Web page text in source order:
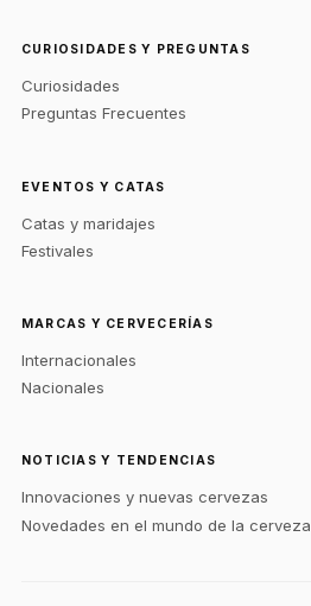
CURIOSIDADES Y PREGUNTAS
Curiosidades
Preguntas Frecuentes
EVENTOS Y CATAS
Catas y maridajes
Festivales
MARCAS Y CERVECERÍAS
Internacionales
Nacionales
NOTICIAS Y TENDENCIAS
Innovaciones y nuevas cervezas
Novedades en el mundo de la cerveza